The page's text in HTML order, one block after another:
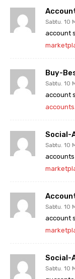
Sabtu. 10
account
Buy-
Sabtu. 10
account
Social-
Sabtu. 10
Sabtu. 10
account
Social-
Sabtu. 10